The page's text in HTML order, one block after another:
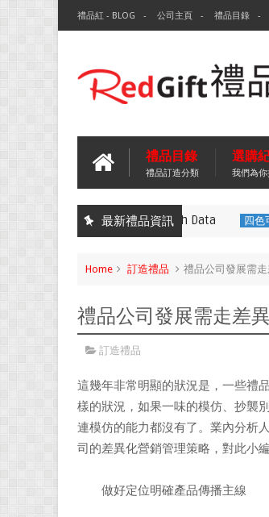
禮品紅 - BLOG 公司主頁 禮品目錄
禮品目錄
禮品訂造分類
選購
我們為
最新禮品資訊
環保袋-Tech Data 四色可擦筆
Home 訂造禮品 禮品公司發展需
禮品公司發展需走差
訂造禮品
這幾年非常明顯的狀況是，一些禮
樣的狀況，如果一味的模仿、抄襲
連模仿的能力都沒有了。業內分析
司的差異化營銷管理策略，對此小
做好定位明確產品傳播主線